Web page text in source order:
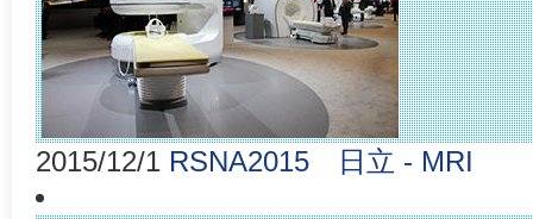
2015/12/1 RSNA2015 日立 - MRI